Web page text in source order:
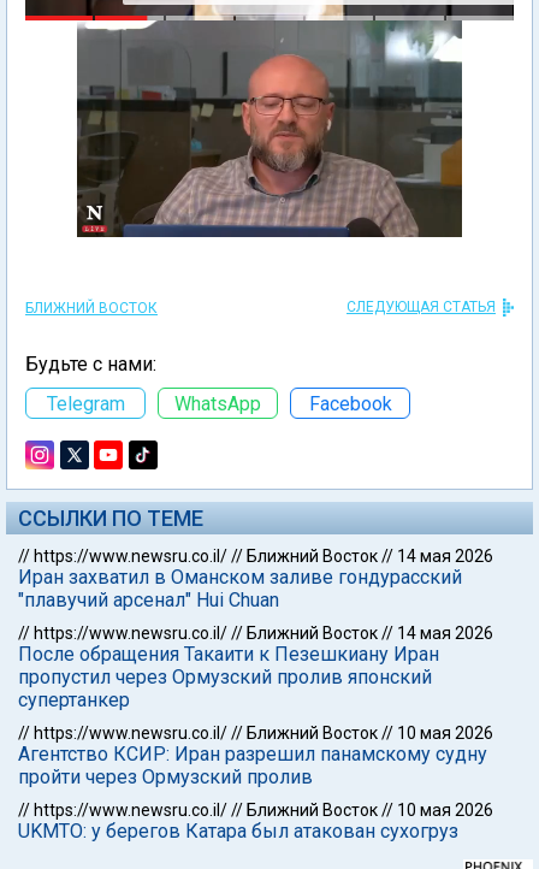
БЛИЖНИЙ ВОСТОК СЛЕДУЮЩАЯ СТАТЬЯ
Будьте с нами:
Telegram
WhatsApp Facebook
ССЫЛКИ ПО ТЕМЕ
// https://www.newsru.co.il/// Ближний Восток// 14 мая 2026
Иран захватил в Оманском заливе гондурасский
"плавучий арсенал" Hui Chuan
// https://www.newsru.co.il/// Ближний Восток// 14 мая 2026
После обращения Такаити к Пезешкиану Иран
пропустил через Ормузский пролив японский
супертанкер
// https://www.newsru.co.il/// Ближний Восток// 10 мая 2026
Агентство КСИР: Иран разрешил панамскому судну
пройти через Ормузский пролив
// https://www.newsru.co.il/// Ближний Восток// 10 мая 2026
UKMTO: у берегов Катара был атакован сухогруз